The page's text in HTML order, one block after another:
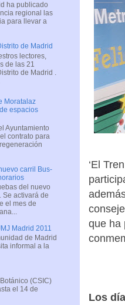
‘El
que ha
Los
ha publicado
regional las
para llevar a
de Madrid
lectores,
de las 21
de Madrid .
Moratalaz
espacios
Ayuntamiento
contrato para
carril Bus-
del nuevo
Se activará de
el mes de
Madrid 2011
de Madrid
informal a la
(CSIC)
el 14 de